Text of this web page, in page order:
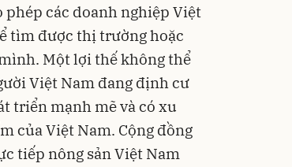
các doanh nghiệp Việt
tìm được thị trường hoặc
Một lợi thế không thể
Việt Nam đang định cư
triển mạnh mẽ và có xu
của Việt Nam. Cộng đồng
tiếp nông sản Việt Nam